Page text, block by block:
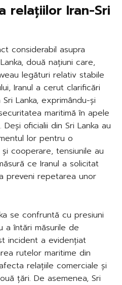
relațiilor Iran-Sri
considerabil asupra
două națiuni care,
legături relativ stabile
Iranul a cerut clarificări
Lanka, exprimându-și
maritimă în apele
oficialii din Sri Lanka au
lor pentru o
cooperare, tensiunile au
ce Iranul a solicitat
preveni repetarea unor
se confruntă cu presiuni
întări măsurile de
incident a evidențiat
rutelor maritime din
relațiile comerciale și
țări. De asemenea, Sri